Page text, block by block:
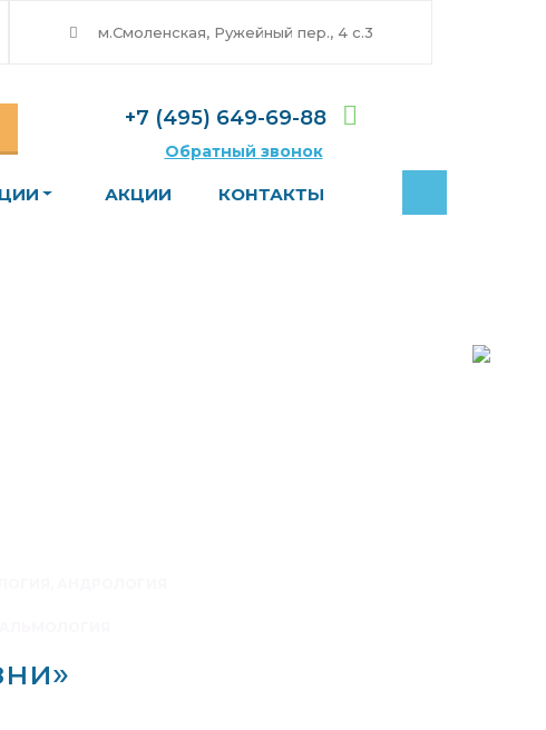
м.Смоленская, Ружейный пер., 4 с.3
+7 (495) 649-69-88
Обратный звонок
АКЦИИ КОНТАКТЫ